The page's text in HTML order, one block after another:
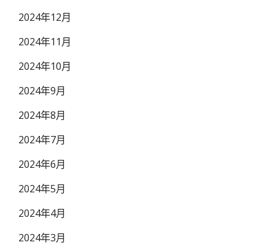
2024年12月
2024年11月
2024年10月
2024年9月
2024年8月
2024年7月
2024年6月
2024年5月
2024年4月
2024年3月